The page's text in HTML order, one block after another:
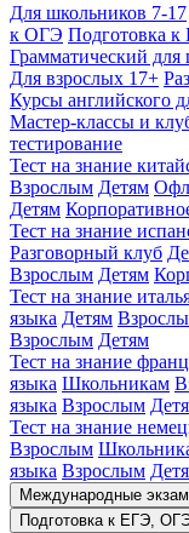
Для школьников 7-17
к ОГЭ Подготовка к
Грамматический для
Для взрослых 17+
Курсы английского
Мастер-классы и
тестирование
Тест на знание
Взрослым Детям
Детям
Тест на знание
Разговорный клуб
Взрослым Детям
Тест на знание
языка Детям
Взрослым Детям
Тест на знание
языка Школьникам
языка Взрослым
Тест на знание
Взрослым
языка Взрослым
Международные
Подготовка к ЕГЭ,